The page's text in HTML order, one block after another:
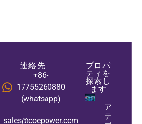
連絡先
+86-
17755260880
(whatsapp)
sales@coepower.com
プロパ
ティを
探索し
ます
アク
ティ